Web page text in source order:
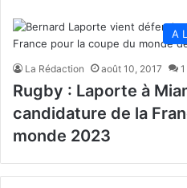
A
La Rédaction août 10, 2017 1
Rugby : Laporte à
candidature de la
monde 2023